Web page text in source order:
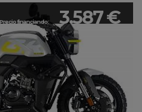
Precio financiando: 3.587 €